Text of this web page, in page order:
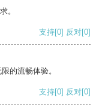
。
支持[0] 反对[0]
的流畅体验。
支持[0] 反对[0]